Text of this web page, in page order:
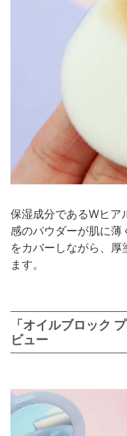
保湿成分であるWヒア
感のパウダーが肌に薄
をカバーしながら、厚
ます。
「オイルブロック
ビュー